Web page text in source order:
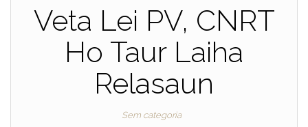
Veta Lei PV, CNRT
Ho Taur Laiha
Relasaun
Sem categoria